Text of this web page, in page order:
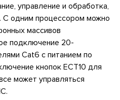
управление и обработка,
С одним процессором можно
массивов
подключение 20-
Саt6 с питанием по
кнопок ECT10 для
может управляться